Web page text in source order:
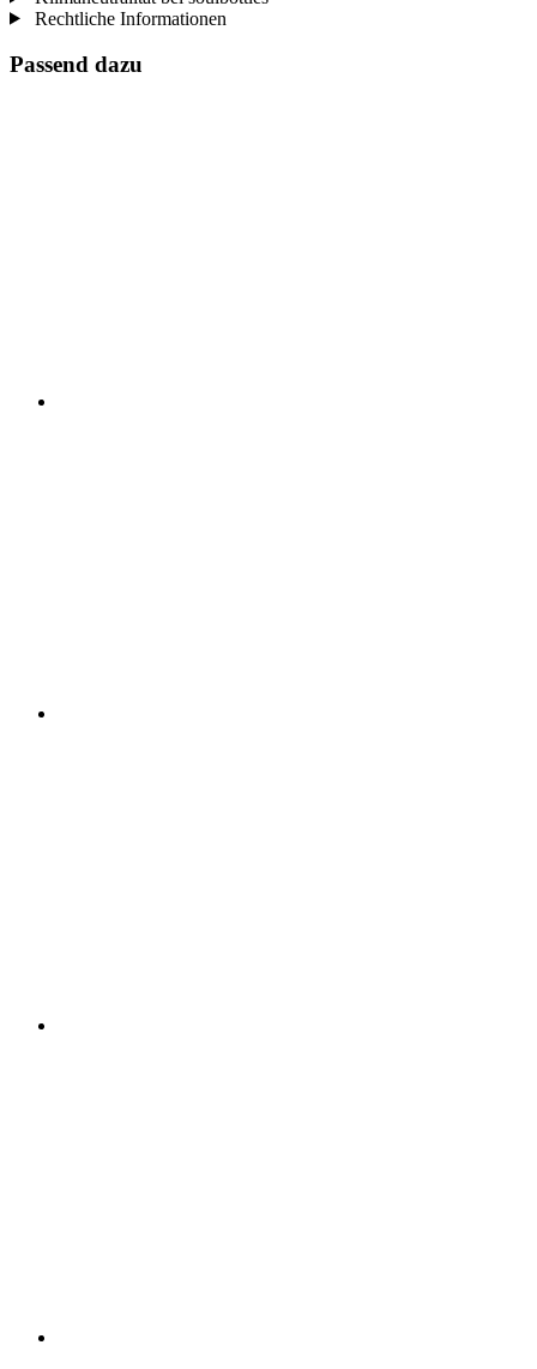
Rechtliche Informationen
Passend dazu